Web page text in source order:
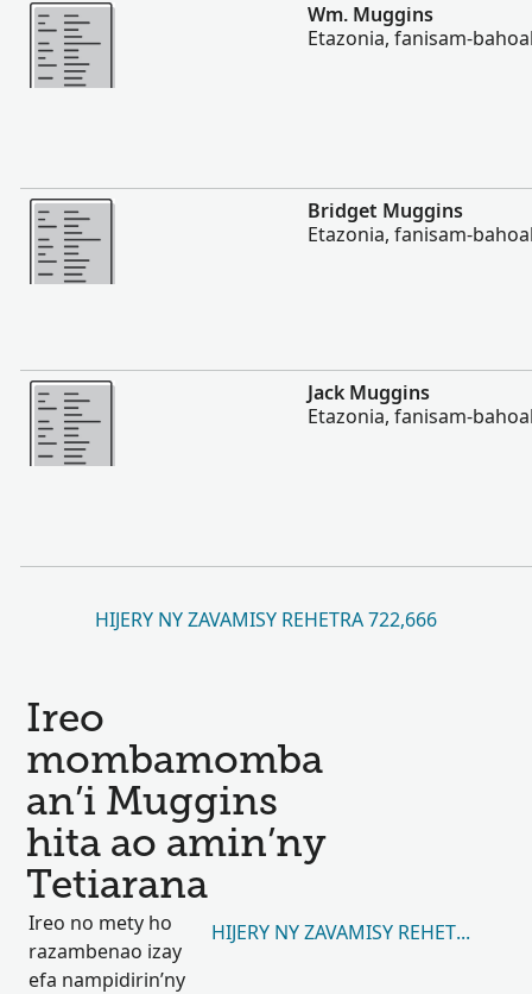
Wm. Muggins
Etazonia, fanisam-
Misimisy kokoa
Bridget Muggins
Etazonia, fanisam-
Misimisy kokoa
Jack Muggins
Etazonia, fanisam-
HIJERY NY ZAVAMISY REHETRA 722,666
Ireo
mombamomba
an’i Muggins
hita ao amin’ny
Tetiarana
Ireo no mety ho
razambenao izay
efa nampidirin’ny
HIJERY NY ZAVAMISY REHETRA